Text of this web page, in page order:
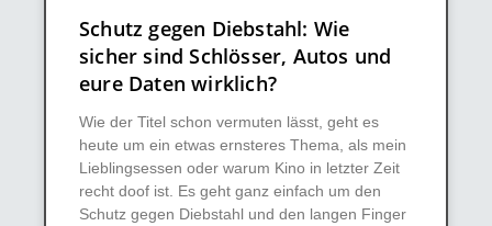
Schutz gegen Diebstahl: Wie
sicher sind Schlösser, Autos und
eure Daten wirklich?
Wie der Titel schon vermuten lässt, geht es
heute um ein etwas ernsteres Thema, als mein
Lieblingsessen oder warum Kino in letzter Zeit
recht doof ist. Es geht ganz einfach um den
Schutz gegen Diebstahl und den langen Finger